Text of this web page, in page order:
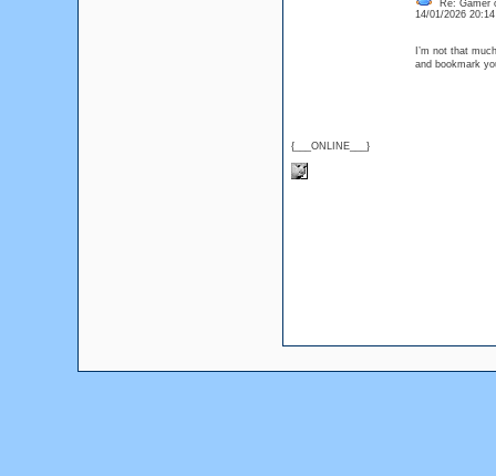
{___ONLINE___}
Re: Gamer
14/01/2026
I’m not that
and bookmark